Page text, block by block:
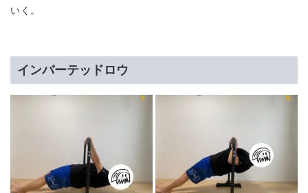
いく。
インバーテッドロウ